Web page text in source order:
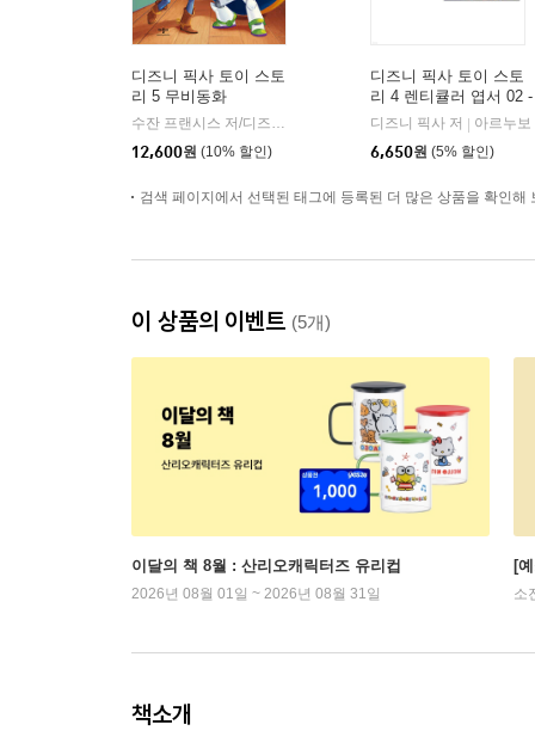
디즈니 픽사 토이 스토
리 5 무비동화
수잔 프랜시스 저/디즈니 아트팀 그림/은지명 번역
애플비북스
12,600원 (10% 할인)
디즈니 픽사 토이 스토
리 4 렌티큘러 엽서 02 -
우디,보 핍
디즈니 픽사 저
아르누보
6,650원 (5% 할인)
검색 페이지에서 선택된 태그에 등록된 더 많은 상품을 확인해
이 상품의 이벤트 (5개)
이달의 책 8월 : 산리오캐릭터즈 유리컵
2026년 08월 01일 ~ 2026년 08월 31일
[
소
책소개